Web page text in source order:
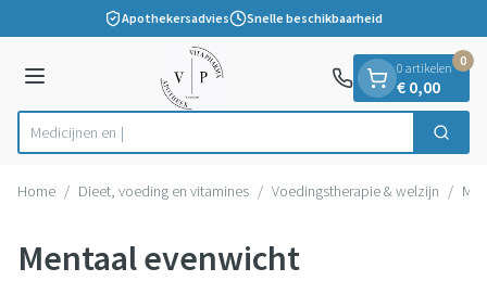
Ga naar de inhoudApothekersadvies Snelle beschikbaarheid
Menu
Product, merk, categorie... Zoek
0 artikelen
€ 0,00
0
Home / Dieet, voeding en vitamines / Voedingstherapie & welzijn /
Mentaal evenwicht